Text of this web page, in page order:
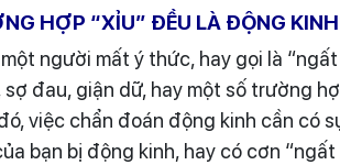
HỢP “XỈU” ĐỀU LÀ ĐỘNG
người mất ý thức, hay gọi là
đau, giận dữ, hay một số trường
việc chẩn đoán động kinh cần có
bạn bị động kinh, hay có cơn